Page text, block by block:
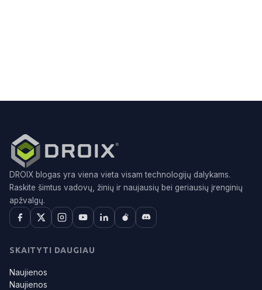
DROIX blogas yra viena vieta visam technologijų dalykams.
Raskite šimtus vadovų, žinių ir naujausių bei geriausių įrenginių
apžvalgų.
SKAITYTI DAUGIAU
Naujienos
Naujienos